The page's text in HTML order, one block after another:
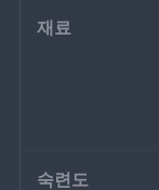
재료
숙련도